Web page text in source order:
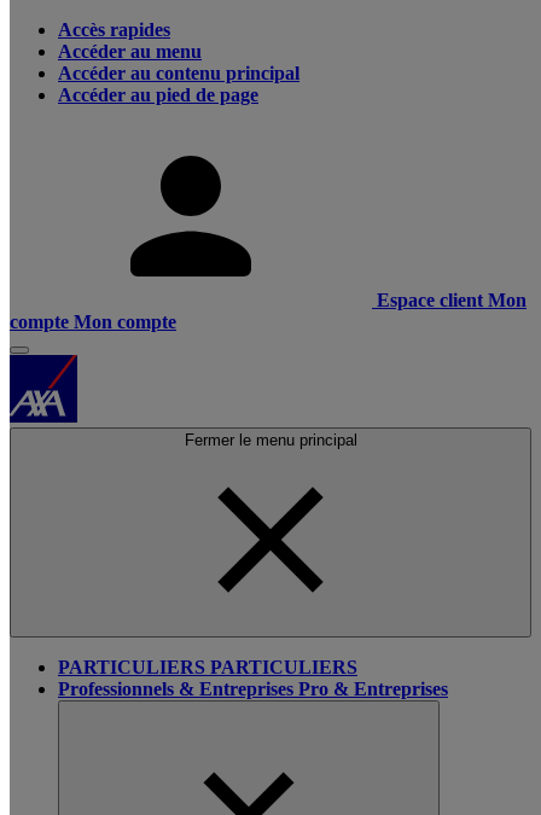
Accès rapides
Accéder au menu
Accéder au contenu principal
Accéder au pied de page
Espace client Mon
compte Mon compte
Fermer le menu principal
PARTICULIERS PARTICULIERS
Professionnels & Entreprises Pro & Entreprises